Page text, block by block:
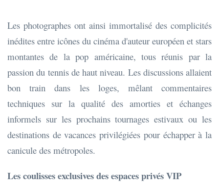
Les photographes ont ainsi immortalisé des complicités
inédites entre icônes du cinéma d'auteur européen et stars
montantes de la pop américaine, tous réunis par la
passion du tennis de haut niveau. Les discussions allaient
bon train dans les loges, mêlant commentaires
techniques sur la qualité des amorties et échanges
informels sur les prochains tournages estivaux ou les
destinations de vacances privilégiées pour échapper à la
canicule des métropoles.
Les coulisses exclusives des espaces privés VIP